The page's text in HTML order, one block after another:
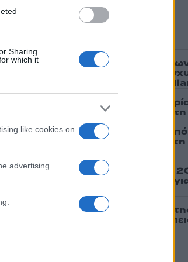
Sharing
which it
like cookies on
advertising
στην υπογραφή
Ελλάδας – Κύπρου:
η είσοδος της
οι συνεργάτες, μένει η
μέρα για την «Ελπίδα για
515: Οι πρώτες εικόνες
που θα επιχειρεί και
Μουτσάτσου και ακόμη
«Δεν αποχωρήσαμε
πολωμένο μελτέμι που
Βοιωτία: «Από τα ισχυρότερα